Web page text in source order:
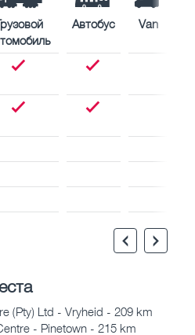
Автобус Van
(Pty) Ltd - Vryheid - 209 km
- Pinetown - 215 km